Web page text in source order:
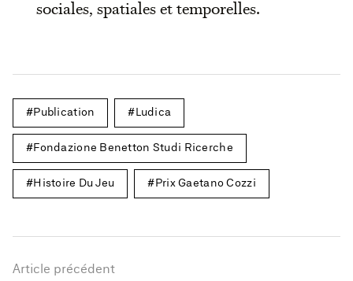
sociales, spatiales et temporelles.
Publication Ludica
Fondazione Benetton Studi Ricerche
Histoire Du Jeu Prix Gaetano Cozzi
Article précédent